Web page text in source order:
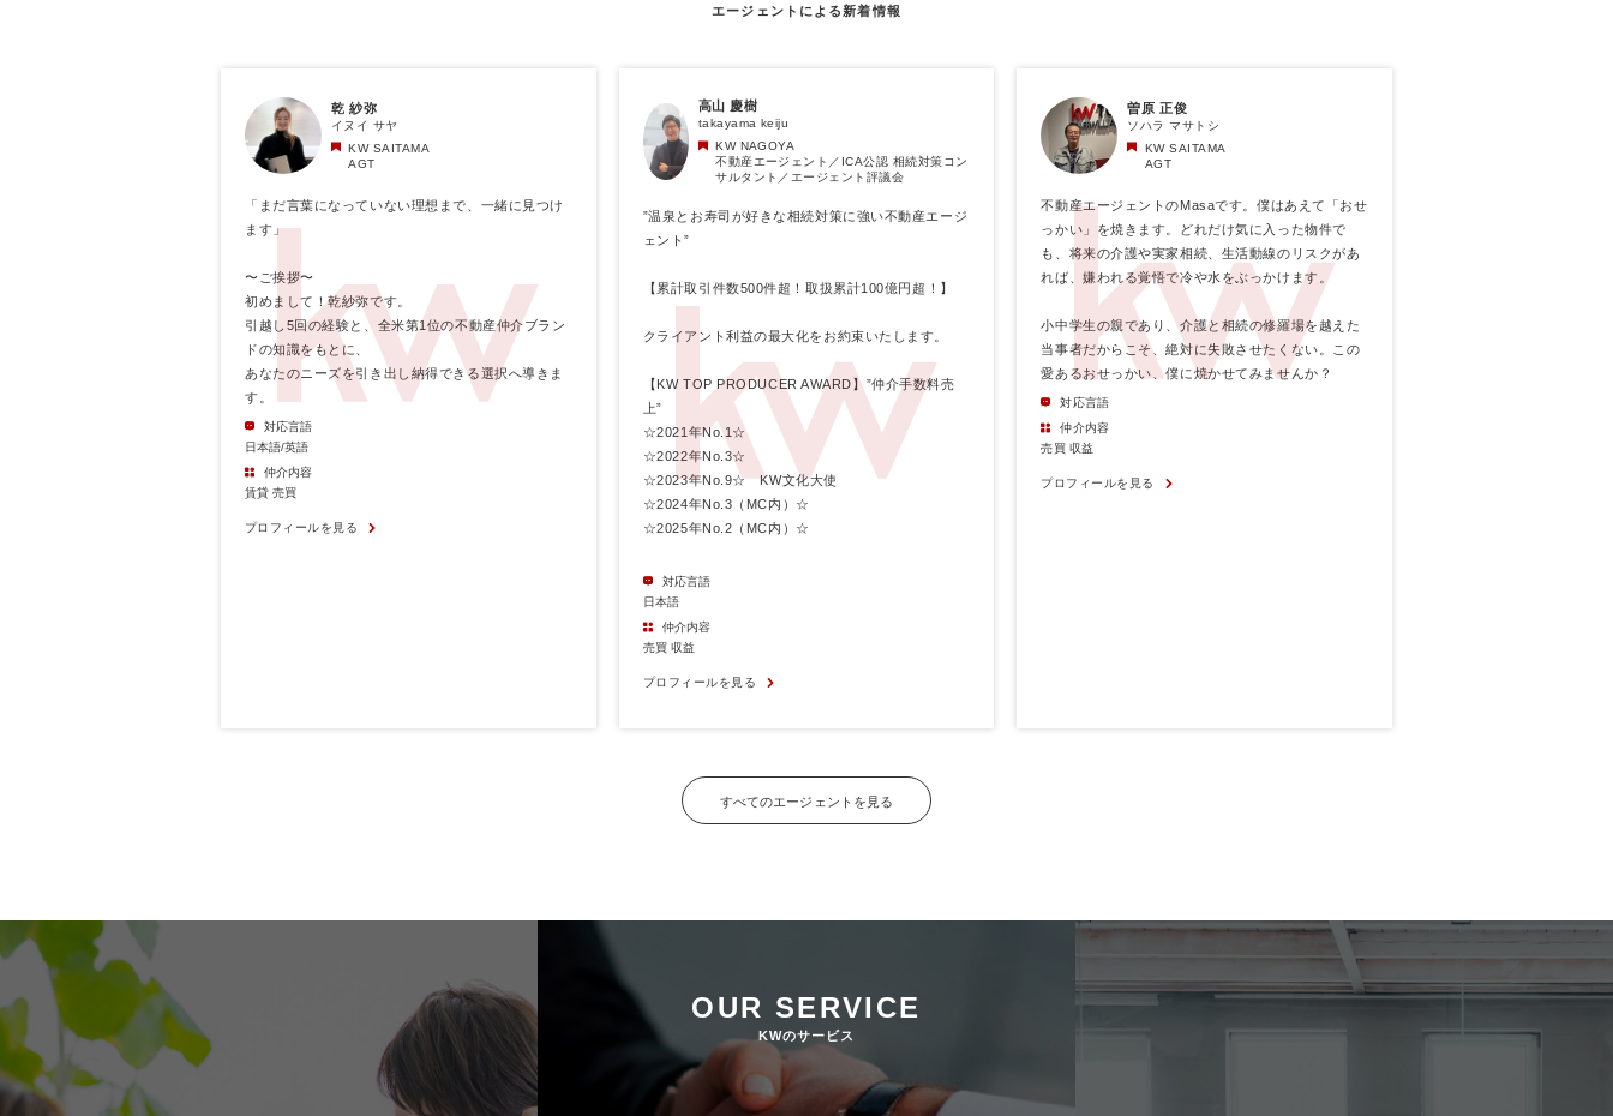
エージェントによる新着情報
乾 紗弥
イヌイ サヤ
KW SAITAMA
AGT
「まだ言葉になっていない理想まで、一緒に見つけ
ます」
〜ご挨拶〜
初めまして！乾紗弥です。
引越し5回の経験と、全米第1位の不動産仲介ブラン
ドの知識をもとに、
あなたのニーズを引き出し納得できる選択へ導きま
す。
対応言語
日本語/英語
仲介内容
賃貸 売買
プロフィールを見る
高山 慶樹
takayama keiju
KW NAGOYA
不動産エージェント／ICA公認 相続対策コン
サルタント／エージェント評議会
”温泉とお寿司が好きな相続対策に強い不動産エージ
ェント”
【累計取引件数500件超！取扱累計100億円超！】
クライアント利益の最大化をお約束いたします。
【KW TOP PRODUCER AWARD】”仲介手数料売
上”
☆2021年No.1☆
☆2022年No.3☆
☆2023年No.9☆ KW文化大使
☆2024年No.3（MC内）☆
☆2025年No.2（MC内）☆
対応言語
日本語
仲介内容
売買 収益
プロフィールを見る
曽原 正俊
ソハラ マサトシ
KW SAITAMA
AGT
不動産エージェントのMasaです。僕はあえて「おせ
っかい」を焼きます。どれだけ気に入った物件で
も、将来の介護や実家相続、生活動線のリスクがあ
れば、嫌われる覚悟で冷や水をぶっかけます。
小中学生の親であり、介護と相続の修羅場を越えた
当事者だからこそ、絶対に失敗させたくない。この
愛あるおせっかい、僕に焼かせてみませんか？
対応言語
仲介内容
売買 収益
プロフィールを見る
すべてのエージェントを見る
OUR SERVICE
KWのサービス